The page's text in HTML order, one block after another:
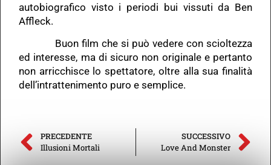
autobiografico visto i periodi bui vissuti da Ben
Affleck.
Buon film che si può vedere con scioltezza
ed interesse, ma di sicuro non originale e pertanto
non arricchisce lo spettatore, oltre alla sua finalità
dell’intrattenimento puro e semplice.
PRECEDENTE
Illusioni Mortali
SUCCESSIVO
Love And Monster